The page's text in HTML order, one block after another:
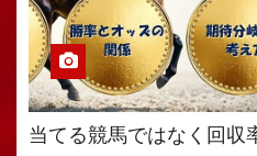
当てる競馬ではなく回収